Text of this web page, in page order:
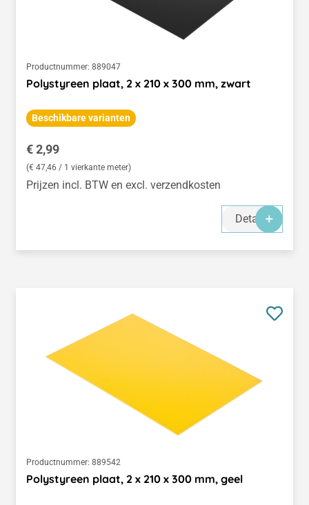
Productnummer: 889047
Polystyreen plaat, 2 x 210 x 300 mm, zwart
Beschikbare varianten
Normale prijs:
€ 2,99
(€ 47,46 / 1 vierkante meter)
Prijzen incl. BTW en excl. verzendkosten
Details
Productnummer: 889542
Polystyreen plaat, 2 x 210 x 300 mm, geel